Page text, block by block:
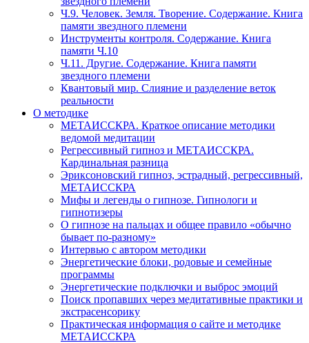
Ч.9. Человек. Земля. Творение. Содержание. Книга
памяти звездного племени
Инструменты контроля. Содержание. Книга
памяти Ч.10
Ч.11. Другие. Содержание. Книга памяти
звездного племени
Квантовый мир. Слияние и разделение веток
реальности
О методике
МЕТАИССКРА. Краткое описание методики
ведомой медитации
Регрессивный гипноз и МЕТАИССКРА.
Кардинальная разница
Эриксоновский гипноз, эстрадный, регрессивный,
МЕТАИССКРА
Мифы и легенды о гипнозе. Гипнологи и
гипнотизеры
О гипнозе на пальцах и общее правило «обычно
бывает по-разному»
Интервью с автором методики
Энергетические блоки, родовые и семейные
программы
Энергетические подключки и выброс эмоций
Поиск пропавших через медитативные практики и
экстрасенсорику
Практическая информация о сайте и методике
МЕТАИССКРА